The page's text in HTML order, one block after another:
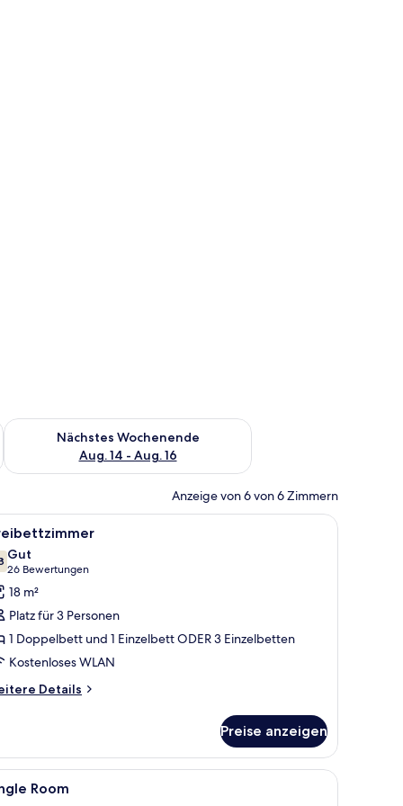
Aug. 7 - Aug. 9.
Nächstes Wochenende
Aug. 14 - Aug. 16
Überprüfe die Verfügbarkeit für nächstes Wochenende, Aug.
Anzeige von 6 von 6 Zimmern
Holzkopfteil, einer roten Bettdecke, einem braunen Vorhang und einer
Ein Hotelzimmer mit zwei Betten, einem
6
von 10
Gut
26 Bewertungen
(26
Bewertungen)
18 m²
Platz für 3 Personen
1 Doppelbett und 1 Einzelbett ODER 3 Einzelbetten
Kostenloses WLAN
Details
Preise anzeigen
an der Wand befestigten Fernseher.
einem Fernseher und einer Zimmerpflanze.
Ein Hotelzimmer mit Bett, Nachttisch,
4 Room